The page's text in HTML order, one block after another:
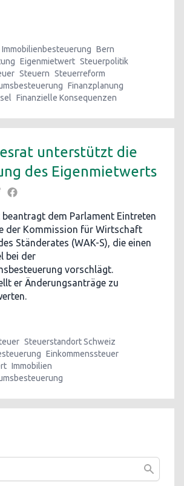
Immobilienbesteuerung Bern
Eigenmietwert Steuerpolitik
Steuern Steuerreform
Finanzplanung
Finanzielle Konsequenzen
unterstützt die
des Eigenmietwerts
beantragt dem Parlament Eintreten
der Kommission für Wirtschaft
Ständerates (WAK-S), die einen
bei der
vorschlägt.
er Änderungsanträge zu
Steuerstandort Schweiz
Einkommenssteuer
Immobilien